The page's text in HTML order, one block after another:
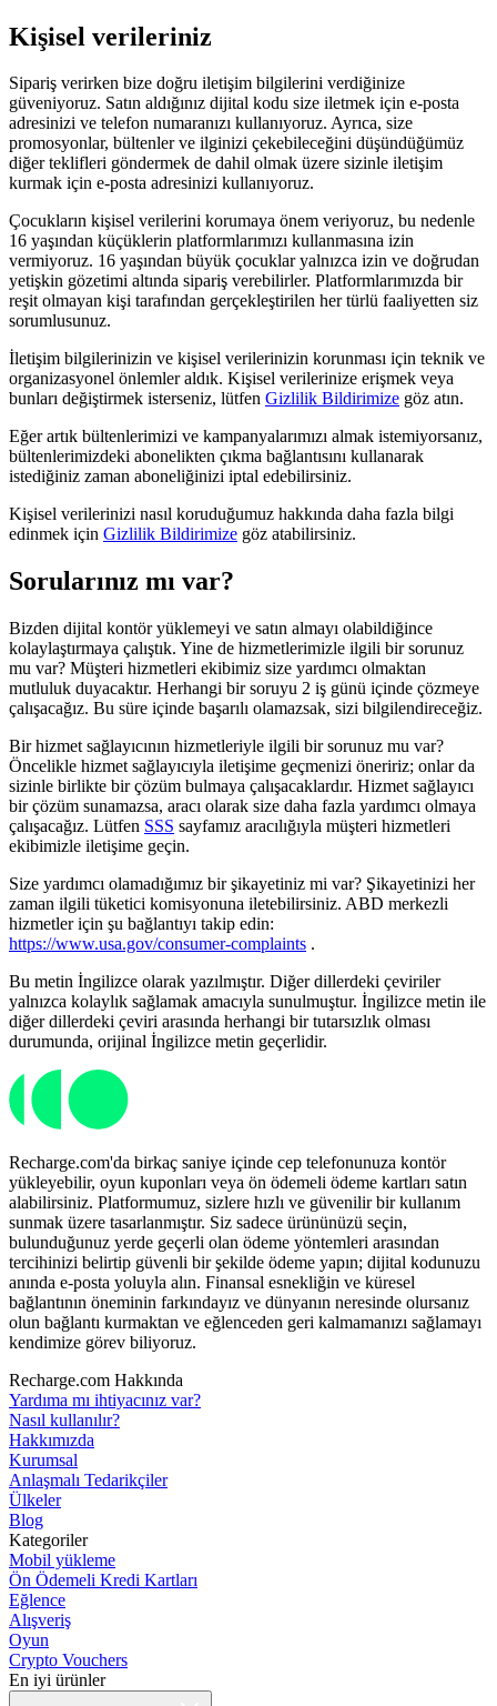
Kişisel verileriniz
Sipariş verirken bize doğru iletişim bilgilerini verdiğinize
güveniyoruz. Satın aldığınız dijital kodu size iletmek için e-posta
adresinizi ve telefon numaranızı kullanıyoruz. Ayrıca, size
promosyonlar, bültenler ve ilginizi çekebileceğini düşündüğümüz
diğer teklifleri göndermek de dahil olmak üzere sizinle iletişim
kurmak için e-posta adresinizi kullanıyoruz.
Çocukların kişisel verilerini korumaya önem veriyoruz, bu nedenle
16 yaşından küçüklerin platformlarımızı kullanmasına izin
vermiyoruz. 16 yaşından büyük çocuklar yalnızca izin ve doğrudan
yetişkin gözetimi altında sipariş verebilirler. Platformlarımızda bir
reşit olmayan kişi tarafından gerçekleştirilen her türlü faaliyetten siz
sorumlusunuz.
İletişim bilgilerinizin ve kişisel verilerinizin korunması için teknik ve
organizasyonel önlemler aldık. Kişisel verilerinize erişmek veya
bunları değiştirmek isterseniz, lütfen Gizlilik Bildirimize göz atın.
Eğer artık bültenlerimizi ve kampanyalarımızı almak istemiyorsanız,
bültenlerimizdeki abonelikten çıkma bağlantısını kullanarak
istediğiniz zaman aboneliğinizi iptal edebilirsiniz.
Kişisel verilerinizi nasıl koruduğumuz hakkında daha fazla bilgi
edinmek için Gizlilik Bildirimize göz atabilirsiniz.
Sorularınız mı var?
Bizden dijital kontör yüklemeyi ve satın almayı olabildiğince
kolaylaştırmaya çalıştık. Yine de hizmetlerimizle ilgili bir sorunuz
mu var? Müşteri hizmetleri ekibimiz size yardımcı olmaktan
mutluluk duyacaktır. Herhangi bir soruyu 2 iş günü içinde çözmeye
çalışacağız. Bu süre içinde başarılı olamazsak, sizi bilgilendireceğiz.
Bir hizmet sağlayıcının hizmetleriyle ilgili bir sorunuz mu var?
Öncelikle hizmet sağlayıcıyla iletişime geçmenizi öneririz; onlar da
sizinle birlikte bir çözüm bulmaya çalışacaklardır. Hizmet sağlayıcı
bir çözüm sunamazsa, aracı olarak size daha fazla yardımcı olmaya
çalışacağız. Lütfen SSS sayfamız aracılığıyla müşteri hizmetleri
ekibimizle iletişime geçin.
Size yardımcı olamadığımız bir şikayetiniz mi var? Şikayetinizi her
zaman ilgili tüketici komisyonuna iletebilirsiniz. ABD merkezli
hizmetler için şu bağlantıyı takip edin:
https://www.usa.gov/consumer-complaints .
Bu metin İngilizce olarak yazılmıştır. Diğer dillerdeki çeviriler
yalnızca kolaylık sağlamak amacıyla sunulmuştur. İngilizce metin ile
diğer dillerdeki çeviri arasında herhangi bir tutarsızlık olması
durumunda, orijinal İngilizce metin geçerlidir.
Recharge.com'da birkaç saniye içinde cep telefonunuza kontör
yükleyebilir, oyun kuponları veya ön ödemeli ödeme kartları satın
alabilirsiniz. Platformumuz, sizlere hızlı ve güvenilir bir kullanım
sunmak üzere tasarlanmıştır. Siz sadece ürününüzü seçin,
bulunduğunuz yerde geçerli olan ödeme yöntemleri arasından
tercihinizi belirtip güvenli bir şekilde ödeme yapın; dijital kodunuzu
anında e-posta yoluyla alın. Finansal esnekliğin ve küresel
bağlantının öneminin farkındayız ve dünyanın neresinde olursanız
olun bağlantı kurmaktan ve eğlenceden geri kalmamanızı sağlamayı
kendimize görev biliyoruz.
Recharge.com Hakkında
Yardıma mı ihtiyacınız var?
Nasıl kullanılır?
Hakkımızda
Kurumsal
Anlaşmalı Tedarikçiler
Ülkeler
Blog
Kategoriler
Mobil yükleme
Ön Ödemeli Kredi Kartları
Eğlence
Alışveriş
Oyun
Crypto Vouchers
En iyi ürünler